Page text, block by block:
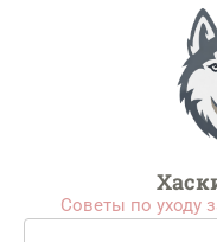
Советы по уходу
Поиск: